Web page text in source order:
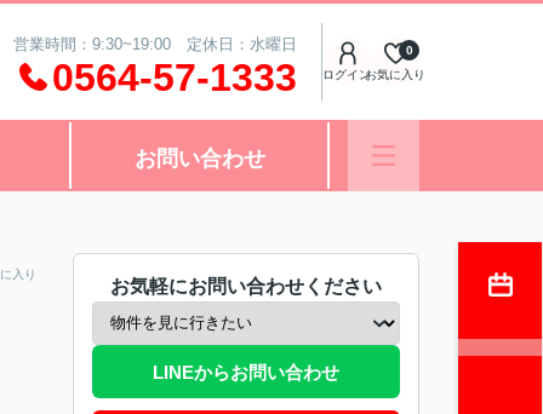
営業時間：9:30~19:00 定休日：水曜日
0564-57-1333 ログインお気に入り
0
お問い合わせ
入り
お気軽にお問い合わせください
LINEからお問い合わせ